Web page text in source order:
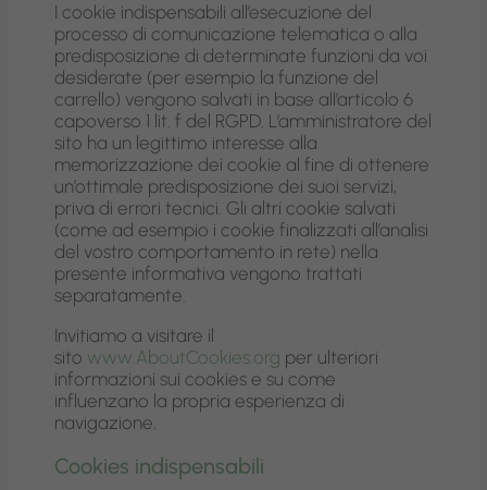
I cookie indispensabili all’esecuzione del
processo di comunicazione telematica o alla
predisposizione di determinate funzioni da voi
desiderate (per esempio la funzione del
carrello) vengono salvati in base all’articolo 6
capoverso 1 lit. f del RGPD. L’amministratore del
sito ha un legittimo interesse alla
memorizzazione dei cookie al fine di ottenere
un’ottimale predisposizione dei suoi servizi,
priva di errori tecnici. Gli altri cookie salvati
(come ad esempio i cookie finalizzati all’analisi
del vostro comportamento in rete) nella
presente informativa vengono trattati
separatamente.
Invitiamo a visitare il
sito www.AboutCookies.org per ulteriori
informazioni sui cookies e su come
influenzano la propria esperienza di
navigazione.
Cookies indispensabili